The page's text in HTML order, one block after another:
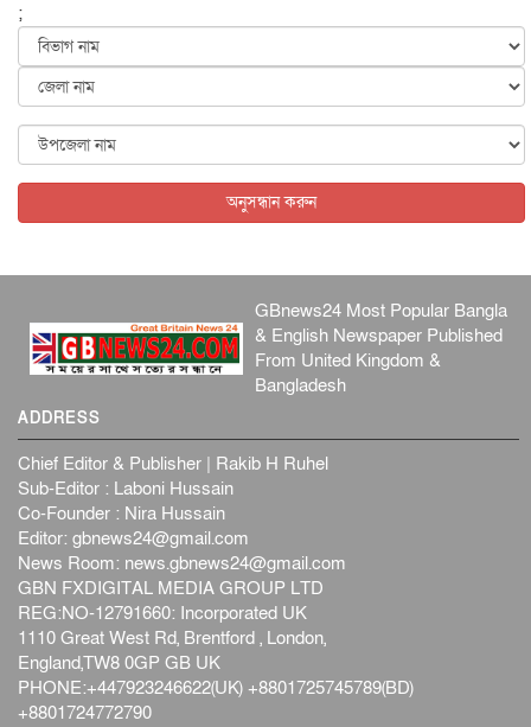
আন্তর্জাতিক ৫ আগস্ট, ২০২৬
কেনিয়ায় ১৫ হাতির রহস্যজনক মৃত্যু, সন্দেহের মুখে কীটনাশকের
আন্তর্জাতিক ৫ আগস্ট, ২০২৬
;
অনুসন্ধান করুন
GBnews24 Most Popular Bangla
& English Newspaper Published
From United Kingdom &
Bangladesh
ADDRESS
Chief Editor & Publisher | Rakib H Ruhel
Sub-Editor : Laboni Hussain
Co-Founder : Nira Hussain
Editor: gbnews24@gmail.com
News Room: news.gbnews24@gmail.com
GBN FXDIGITAL MEDIA GROUP LTD
REG:NO-12791660: Incorporated UK
1110 Great West Rd, Brentford , London,
England,TW8 0GP GB UK
PHONE:+447923246622(UK) +8801725745789(BD)
+8801724772790